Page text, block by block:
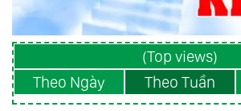
(Top views)
Theo Ngày
Theo Tuần